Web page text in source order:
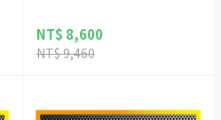
NT$ 8,600
NT$ 9,460